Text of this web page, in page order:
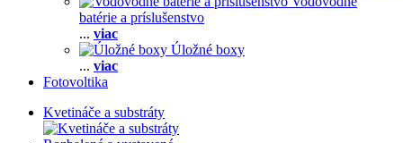
batérie a príslušenstvo
... viac
Úložné boxy
... viac
Fotovoltika
Kvetináče a substráty